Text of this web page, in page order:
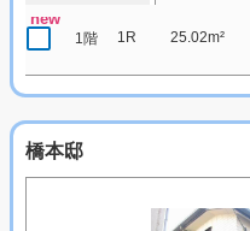
new
1階 1R 25.02m²
橋本邸